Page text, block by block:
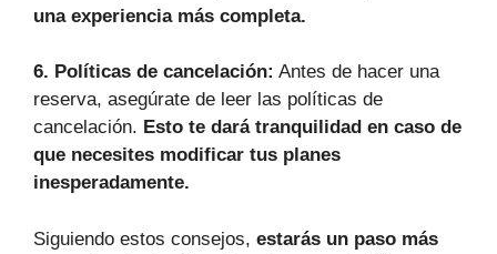
una experiencia más completa.
6. Políticas de cancelación: Antes de hacer una
reserva, asegúrate de leer las políticas de
cancelación. Esto te dará tranquilidad en caso de
que necesites modificar tus planes
inesperadamente.
Siguiendo estos consejos, estarás un paso más